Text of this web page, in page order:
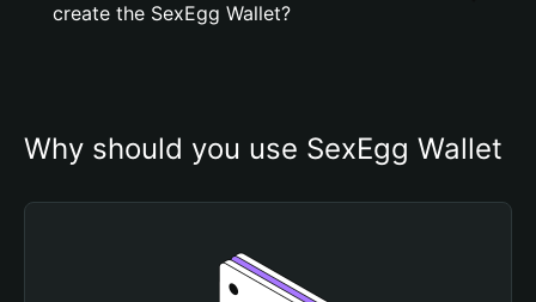
create the SexEgg Wallet?
Why should you use SexEgg Wallet